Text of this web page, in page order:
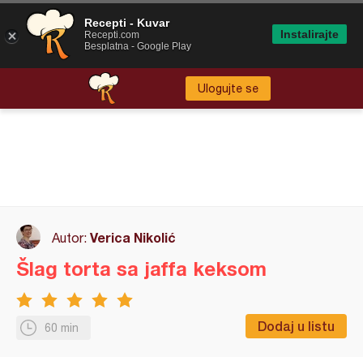
Ulogujte se
Autor: Verica Nikolić
60 min Dodaj u listu
Šlag torta sa jaffa keksom
Recepti - Kuvar
Recepti.com
Besplatna - Google Play
Instalirajte